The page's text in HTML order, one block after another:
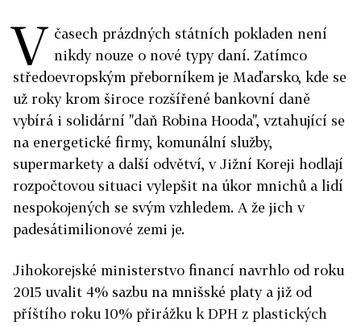
V časech prázdných státních pokladen není
nikdy nouze o nové typy daní. Zatímco
středoevropským přeborníkem je Maďarsko, kde se
už roky krom široce rozšířené bankovní daně
vybírá i solidární "daň Robina Hooda", vztahující se
na energetické firmy, komunální služby,
supermarkety a další odvětví, v Jižní Koreji hodlají
rozpočtovou situaci vylepšit na úkor mnichů a lidí
nespokojených se svým vzhledem. A že jich v
padesátimilionové zemi je.
Jihokorejské ministerstvo financí navrhlo od roku
2015 uvalit 4% sazbu na mnišské platy a již od
příštího roku 10% přirážku k DPH z plastických